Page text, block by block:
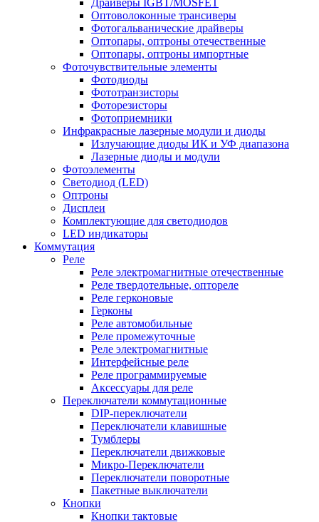
Оптоволоконные трансиверы
Фотогальванические драйверы
Оптопары, оптроны отечественные
Оптопары, оптроны импортные
Фоточувствительные элементы
Фотодиоды
Фототранзисторы
Фоторезисторы
Фотоприемники
Инфракрасные лазерные модули и диоды
Излучающие диоды ИК и УФ диапазона
Лазерные диоды и модули
Фотоэлементы
Светодиод (LED)
Оптроны
Дисплеи
Комплектующие для светодиодов
LED индикаторы
Коммутация
Реле
Реле электромагнитные отечественные
Реле твердотельные, оптореле
Реле герконовые
Герконы
Реле автомобильные
Реле промежуточные
Реле электромагнитные
Интерфейсные реле
Реле программируемые
Аксессуары для реле
Переключатели коммутационные
DIP-переключатели
Переключатели клавишные
Тумблеры
Переключатели движковые
Микро-Переключатели
Переключатели поворотные
Пакетные выключатели
Кнопки
Кнопки тактовые